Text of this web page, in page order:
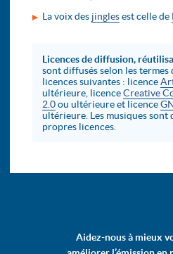
La voix des jinglesest celle de
Licences de diffusion,
sont diffusés selon les termes
licences suivantes : licence
ultérieure, licenceCreative
2.0ou ultérieure et licence
ultérieure. Les musiques sont
propres licences.
Aidez-nous à mieux